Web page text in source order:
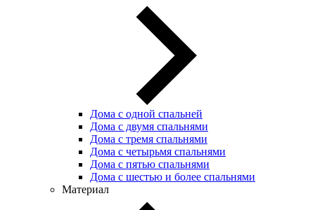
Дома с одной спальней
Дома с двумя спальнями
Дома с тремя спальнями
Дома с четырьмя спальнями
Дома с пятью спальнями
Дома с шестью и более спальнями
Материал